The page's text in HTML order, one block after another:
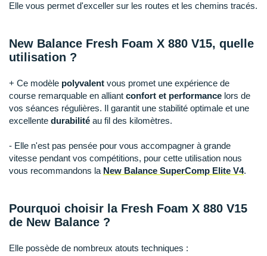
Elle vous permet d'exceller sur les routes et les chemins tracés.
New Balance Fresh Foam X 880 V15, quelle
utilisation ?
+ Ce modèle polyvalent vous promet une expérience de
course remarquable en alliant confort et performance lors de
vos séances régulières. Il garantit une stabilité optimale et une
excellente durabilité au fil des kilomètres.
- Elle n'est pas pensée pour vous accompagner à grande
vitesse pendant vos compétitions, pour cette utilisation nous
vous recommandons la New Balance SuperComp Elite V4.
Pourquoi choisir la Fresh Foam X 880 V15
de New Balance ?
Elle possède de nombreux atouts techniques :
Salomon
Saxx
Scarpa
Shokz
Smoon